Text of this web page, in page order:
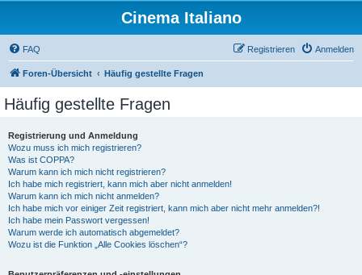
Cinema Italiano
FAQ Anmelden
Registrieren
Foren-Übersicht Häufig gestellte Fragen
Häufig gestellte Fragen
Registrierung und Anmeldung
Wozu muss ich mich registrieren?
Was ist COPPA?
Warum kann ich mich nicht registrieren?
Ich habe mich registriert, kann mich aber nicht anmelden!
Warum kann ich mich nicht anmelden?
Ich habe mich vor einiger Zeit registriert, kann mich aber nicht mehr anmelden?!
Ich habe mein Passwort vergessen!
Warum werde ich automatisch abgemeldet?
Wozu ist die Funktion „Alle Cookies löschen“?